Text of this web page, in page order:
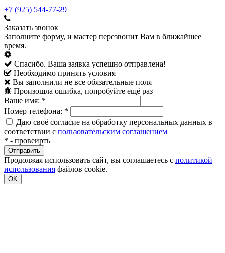
+7 (925) 544-77-29
Заказать звонок
Заполните форму, и мастер перезвонит Вам в ближайшее
время.
Спасибо. Ваша заявка успешно отправлена!
Необходимо принять условия
Вы заполнили не все обязательные поля
Произошла ошибка, попробуйте ещё раз
Ваше имя: *
Номер телефона: *
Даю своё согласие на обработку персональных данных в
соответствии с пользовательским соглашением
* - провеирть
Продолжая использовать сайт, вы соглашаетесь с политикой
использования файлов cookie.
OK